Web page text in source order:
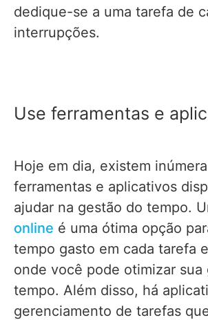
dedique-se a uma tarefa de
interrupções.
Use ferramentas e
Hoje em dia, existem
ferramentas e aplicativos
ajudar na gestão do tempo.
online é uma ótima opção
tempo gasto em cada tarefa
onde você pode otimizar sua
tempo. Além disso, há
gerenciamento de tarefas